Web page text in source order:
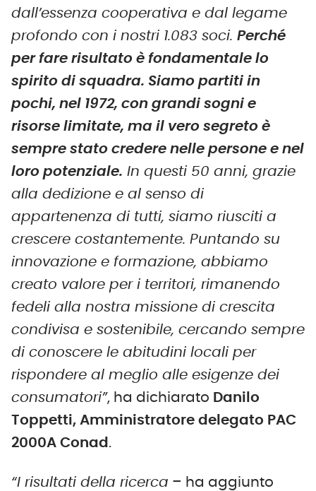
dall’essenza cooperativa e dal legame
profondo con i nostri 1.083 soci. Perché
per fare risultato è fondamentale lo
spirito di squadra. Siamo partiti in
pochi, nel 1972, con grandi sogni e
risorse limitate, ma il vero segreto è
sempre stato credere nelle persone e nel
loro potenziale. In questi 50 anni, grazie
alla dedizione e al senso di
appartenenza di tutti, siamo riusciti a
crescere costantemente. Puntando su
innovazione e formazione, abbiamo
creato valore per i territori, rimanendo
fedeli alla nostra missione di crescita
condivisa e sostenibile, cercando sempre
di conoscere le abitudini locali per
rispondere al meglio alle esigenze dei
consumatori”, ha dichiarato Danilo
Toppetti, Amministratore delegato PAC
2000A Conad .
“I risultati della ricerca – ha aggiunto